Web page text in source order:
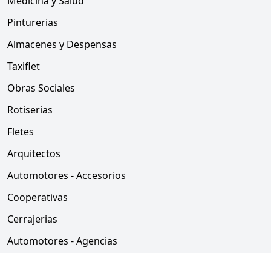
Pinturerias
Almacenes y Despensas
Taxiflet
Obras Sociales
Rotiserias
Fletes
Arquitectos
Automotores - Accesorios
Cooperativas
Cerrajerias
Automotores - Agencias